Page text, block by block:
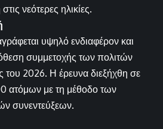
νεότερες ηλικίες.
υψηλό ενδιαφέρον και
συμμετοχής των πολιτών
του 2026. Η έρευνα διεξήχθη σε
ατόμων με τη μέθοδο των
συνεντεύξεων.